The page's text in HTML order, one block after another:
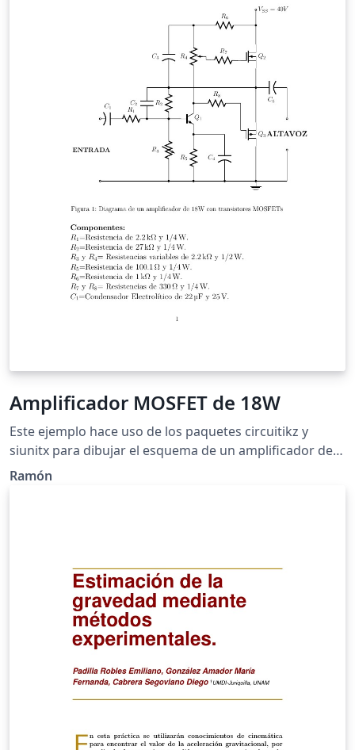
Amplificador MOSFET de 18W
Este ejemplo hace uso de los paquetes circuitikz y
siunitx para dibujar el esquema de un amplificador de
18W a base de transistores bipolares y MOSFET. El
Ramón